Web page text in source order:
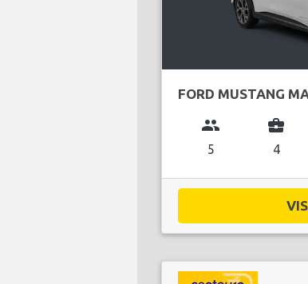
FORD MUSTANG
group
5
business_center
4